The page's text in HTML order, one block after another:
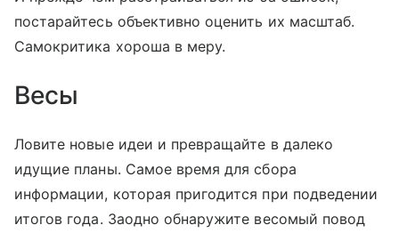
постарайтесь объективно оценить их масштаб.
Самокритика хороша в меру.
Весы
Ловите новые идеи и превращайте в далеко
идущие планы. Самое время для сбора
информации, которая пригодится при подведении
итогов года. Заодно обнаружите весомый повод